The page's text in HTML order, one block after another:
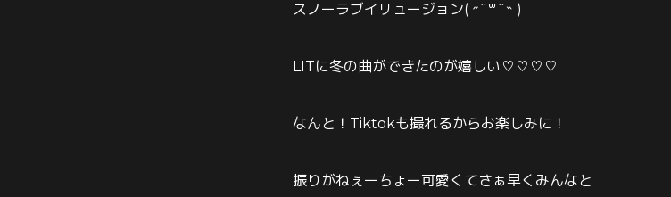
スノーラブイリュージョン( ˶ˆ꒳ˆ˵ )
LITに冬の曲ができたのが嬉しい♡♡♡♡
なんと！Tiktokも撮れるからお楽しみに！
振りがねぇーちょー可愛くてさぁ早くみんなと